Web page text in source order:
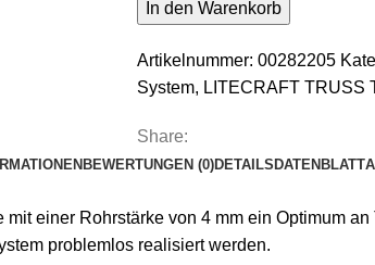
In den Warenkorb
Artikelnummer: 00282205
System, LITECRAFT TRUSS
Share:
BEWERTUNGEN (0)DETAILS DATENBLATT
einer Rohrstärke von 4 mm ein Optimum
problemlos realisiert werden.